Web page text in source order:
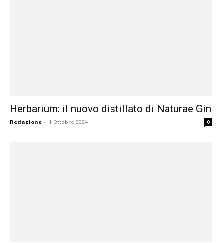
Herbarium: il nuovo distillato di Naturae Gin
Redazione - 1 Ottobre 2024 0